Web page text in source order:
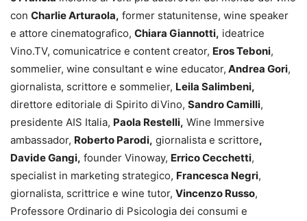
con Charlie Arturaola, former statunitense, wine speaker
e attore cinematografico, Chiara Giannotti, ideatrice
Vino.TV, comunicatrice e content creator, Eros Teboni,
sommelier, wine consultant e wine educator, Andrea Gori,
giornalista, scrittore e sommelier, Leila Salimbeni,
direttore editoriale di Spirito diVino, Sandro Camilli,
presidente AIS Italia, Paola Restelli, Wine Immersive
ambassador, Roberto Parodi, giornalista e scrittore,
Davide Gangi, founder Vinoway, Errico Cecchetti,
specialist in marketing strategico, Francesca Negri,
giornalista, scrittrice e wine tutor, Vincenzo Russo,
Professore Ordinario di Psicologia dei consumi e